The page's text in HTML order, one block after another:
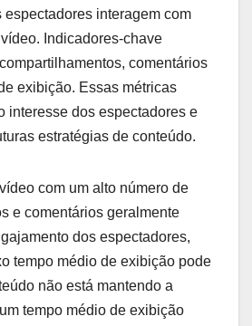
espectadores interagem com
Indicadores-chave
comentários
exibição. Essas métricas
interesse dos espectadores e
estratégias de conteúdo.
com um alto número de
e comentários geralmente
dos espectadores,
tempo médio de exibição pode
não está mantendo a
tempo médio de exibição